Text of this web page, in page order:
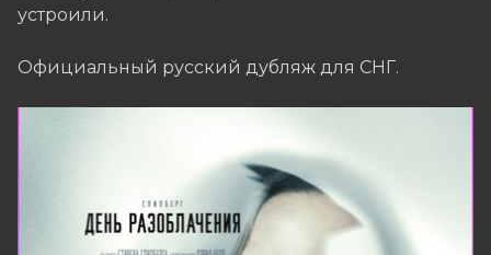
устроили.
Официальный русский дубляж для СНГ.